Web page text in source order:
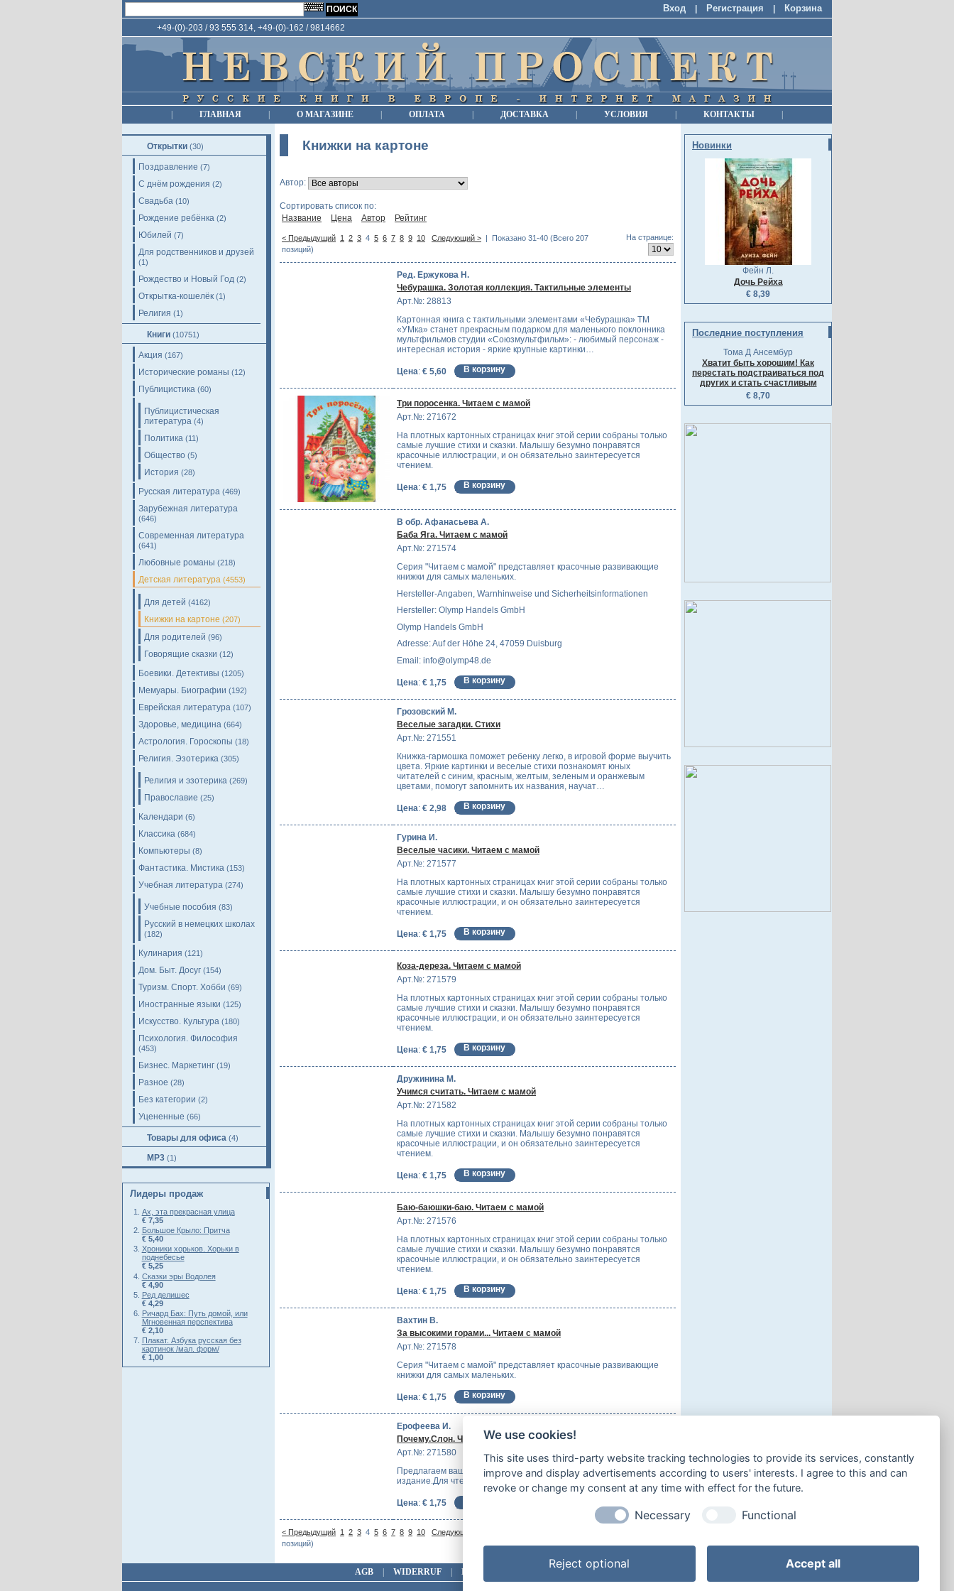
Вход Регистрация Корзина
+49-(0)-203 / 93 555 314, +49-(0)-162 / 9814662
ГЛАВНАЯ О МАГАЗИНЕ ОПЛАТА ДОСТАВКА УСЛОВИЯ КОНТАКТЫ
Открытки (30)
Поздравление (7)
С днём рождения (2)
Свадьба (10)
Рождение ребёнка (2)
Юбилей (7)
Для родственников и друзей
(1)
Рождество и Новый Год (2)
Открытка-кошелёк (1)
Религия (1)
Книги (10751)
Акция (167)
Исторические романы (12)
Публицистика (60)
Публицистическая
литература (4)
Политика (11)
Общество (5)
История (28)
Русская литература (469)
Зарубежная литература
(646)
Современная литература
(641)
Любовные романы (218)
Детская литература (4553)
Для детей (4162)
Книжки на картоне (207)
Для родителей (96)
Говорящие сказки (12)
Боевики. Детективы (1205)
Мемуары. Биографии (192)
Еврейская литература (107)
Здоровье, медицина (664)
Астрология. Гороскопы (18)
Религия. Эзотерика (305)
Религия и эзотерика (269)
Православие (25)
Календари (6)
Классика (684)
Компьютеры (8)
Фантастика. Мистика (153)
Учебная литература (274)
Учебные пособия (83)
Русский в немецких школах
(182)
Кулинария (121)
Дом. Быт. Досуг (154)
Туризм. Спорт. Хобби (69)
Иностранные языки (125)
Искусство. Культура (180)
Психология. Философия
(453)
Бизнес. Маркетинг (19)
Разное (28)
Без категории (2)
Уцененные (66)
Товары для офиса (4)
MP3 (1)
Лидеры продаж
Ах, эта прекрасная улица
€ 7,35
Большое Крыло: Притча
€ 5,40
Хроники хорьков. Хорьки в
поднебесье
€ 5,25
Сказки эры Водолея
€ 4,90
Ред делишес
€ 4,29
Ричард Бах: Путь домой, или
Мгновенная перспектива
€ 2,10
Плакат. Азбука русская без
картинок /мал. форм/
€ 1,00
Книжки на картоне
Автор:
Сортировать список по:
Название
Цена Автор Рейтинг
< Предыдущий 1 2 3 4 5 6 7 8 9 10 Следующий > | Показано 31-40 (Всего 207
позиций)
На странице:
Ред. Ержукова Н.
Чебурашка. Золотая коллекция. Тактильные элементы
Арт.№: 28813
Картонная книга с тактильными элементами «Чебурашка» ТМ
«УМка» станет прекрасным подарком для маленького поклонника
мультфильмов студии «Союзмультфильм»: - любимый персонаж -
интересная история - яркие крупные картинки…
Цена: € 5,60
Три поросенка. Читаем с мамой
Арт.№: 271672
На плотных картонных страницах книг этой серии собраны только
самые лучшие стихи и сказки. Малышу безумно понравятся
красочные иллюстрации, и он обязательно заинтересуется
чтением.
Цена: € 1,75
В обр. Афанасьева А.
Баба Яга. Читаем с мамой
Арт.№: 271574
Серия "Читаем с мамой" представляет красочные развивающие
книжки для самых маленьких.
Hersteller-Angaben, Warnhinweise und Sicherheitsinformationen
Hersteller: Olymp Handels GmbH
Olymp Handels GmbH
Adresse: Auf der Höhe 24, 47059 Duisburg
Email: info@olymp48.de
Цена: € 1,75
Грозовский М.
Веселые загадки. Стихи
Арт.№: 271551
Книжка-гармошка поможет ребенку легко, в игровой форме выучить
цвета. Яркие картинки и веселые стихи познакомят юных
читателей с синим, красным, желтым, зеленым и оранжевым
цветами, помогут запомнить их названия, научат…
Цена: € 2,98
Гурина И.
Веселые часики. Читаем с мамой
Арт.№: 271577
На плотных картонных страницах книг этой серии собраны только
самые лучшие стихи и сказки. Малышу безумно понравятся
красочные иллюстрации, и он обязательно заинтересуется
чтением.
Цена: € 1,75
Коза-дереза. Читаем с мамой
Арт.№: 271579
На плотных картонных страницах книг этой серии собраны только
самые лучшие стихи и сказки. Малышу безумно понравятся
красочные иллюстрации, и он обязательно заинтересуется
чтением.
Цена: € 1,75
Дружинина М.
Учимся считать. Читаем с мамой
Арт.№: 271582
На плотных картонных страницах книг этой серии собраны только
самые лучшие стихи и сказки. Малышу безумно понравятся
красочные иллюстрации, и он обязательно заинтересуется
чтением.
Цена: € 1,75
Баю-баюшки-баю. Читаем с мамой
Арт.№: 271576
На плотных картонных страницах книг этой серии собраны только
самые лучшие стихи и сказки. Малышу безумно понравятся
красочные иллюстрации, и он обязательно заинтересуется
чтением.
Цена: € 1,75
Вахтин В.
За высокими горами... Читаем с мамой
Арт.№: 271578
Серия "Читаем с мамой" представляет красочные развивающие
книжки для самых маленьких.
Цена: € 1,75
Ерофеева И.
Почему.Слон. Читаем с мамой
Арт.№: 271580
Предлагаем вашему вниманию красочно иллюстрированное
издание.Для чтения взрослыми детям.
Цена: € 1,75
< Предыдущий 1 2 3 4 5 6 7 8 9 10 Следующий >
позиций)
Новинки
Фейн Л.
Дочь Рейха
€ 8,39
Последние поступления
Тома Д Ансембур
Хватит быть хорошим! Как
перестать подстраиваться под
других и стать счастливым
€ 8,70
AGB WIDERRUF DATENSCHUTZ IMPRESSUM
We use cookies!
This site uses third-party website tracking technologies to provide its services, constantly
improve and display advertisements according to users' interests. I agree to this and can
revoke or change my consent at any time with effect for the future.
Necessary Functional
Reject optional Accept all